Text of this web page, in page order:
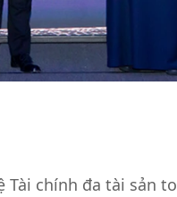
Tài chính đa tài